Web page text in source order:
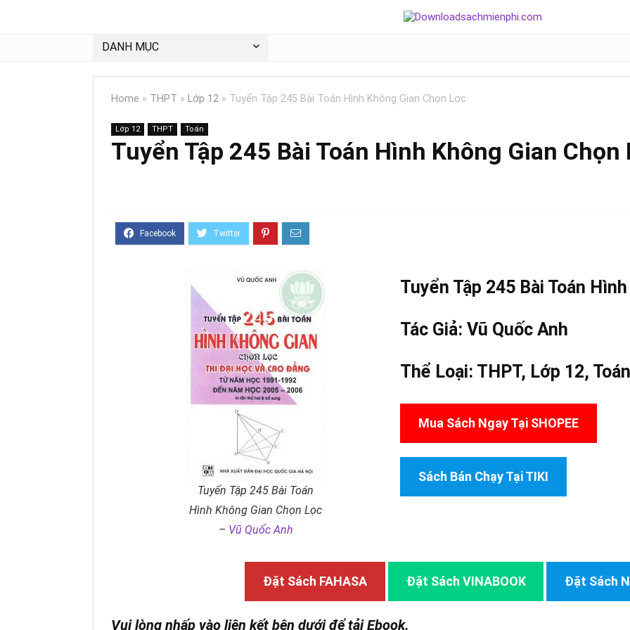
DANH MỤC
Home » THPT » Lớp 12 » Tuyển Tập 245 Bài Toán Hình Không Gian Chọn Lọc
Lớp 12 THPT Toán
Tuyển Tập 245 Bài Toán Hình Không Gian Chọn
Tuyển Tập 245 Bài Toán
Hình Không Gian Chọn Lọc
– Vũ Quốc Anh
Tuyển Tập 245 Bài Toán
Tác Giả:Vũ Quốc Anh
Thể Loại: THPT, Lớp 12, Toán
Mua Sách Ngay Tại SHOPEE
Sách Bán Chạy Tại TIKI
Đặt Sách FAHASA Đặt Sách VINABOOK Đặt Sách
Vui lòng nhấp vào liên kết bên dưới để tải Ebook.